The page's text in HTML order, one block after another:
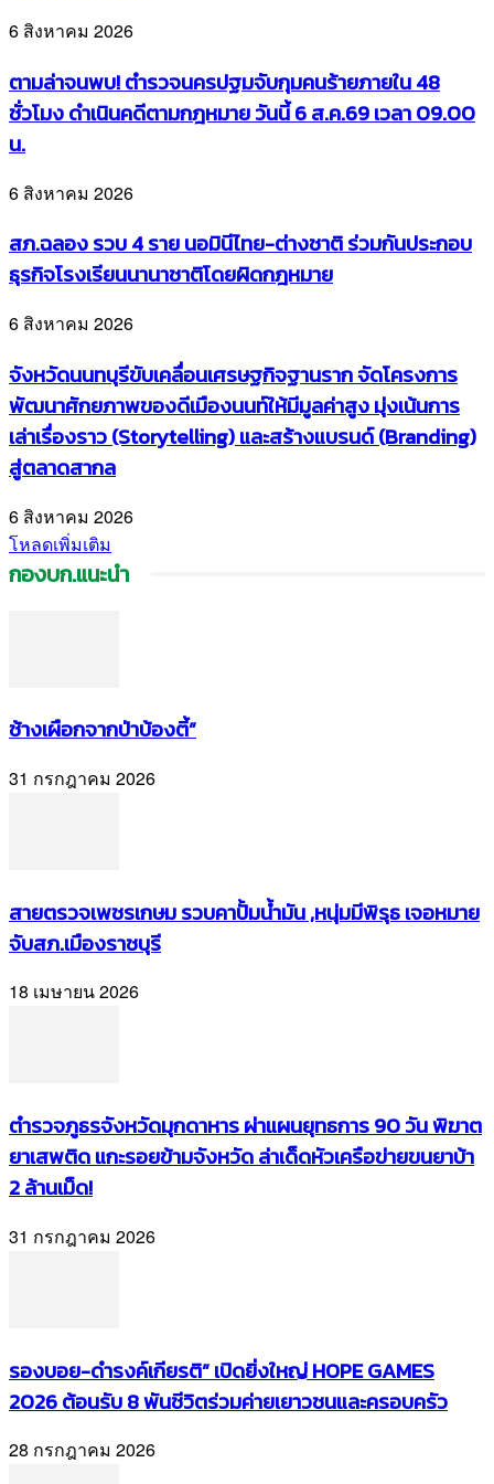
6 สิงหาคม 2026
ตามล่าจนพบ! ตำรวจนครปฐมจับกุมคนร้ายภายใน 48
ชั่วโมง ดำเนินคดีตามกฎหมาย วันนี้ 6 ส.ค.69 เวลา 09.00
น.
6 สิงหาคม 2026
สภ.ฉลอง รวบ 4 ราย นอมินีไทย-ต่างชาติ ร่วมกันประกอบ
ธุรกิจโรงเรียนนานาชาติโดยผิดกฎหมาย
6 สิงหาคม 2026
จังหวัดนนทบุรีขับเคลื่อนเศรษฐกิจฐานราก จัดโครงการ
พัฒนาศักยภาพของดีเมืองนนท์ให้มีมูลค่าสูง มุ่งเน้นการ
เล่าเรื่องราว (Storytelling) และสร้างแบรนด์ (Branding)
สู่ตลาดสากล
6 สิงหาคม 2026
โหลดเพิ่มเติม
กองบก.แนะนำ
ช้างเผือกจากป่าบ้องตี้”
31 กรกฎาคม 2026
สายตรวจเพชรเกษม รวบคาปั้มน้ำมัน ,หนุ่มมีพิรุธ เจอหมาย
จับสภ.เมืองราชบุรี
18 เมษายน 2026
ตำรวจภูธรจังหวัดมุกดาหาร ผ่าแผนยุทธการ 90 วัน พิฆาต
ยาเสพติด แกะรอยข้ามจังหวัด ล่าเด็ดหัวเครือข่ายขนยาบ้า
2 ล้านเม็ด!
31 กรกฎาคม 2026
รองบอย-ดำรงค์เกียรติ” เปิดยิ่งใหญ่ HOPE GAMES
2026 ต้อนรับ 8 พันชีวิตร่วมค่ายเยาวชนและครอบครัว
28 กรกฎาคม 2026